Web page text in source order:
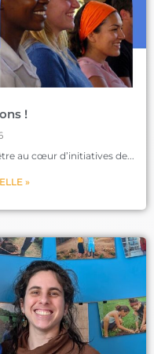
!
au cœur d’initiatives de
»